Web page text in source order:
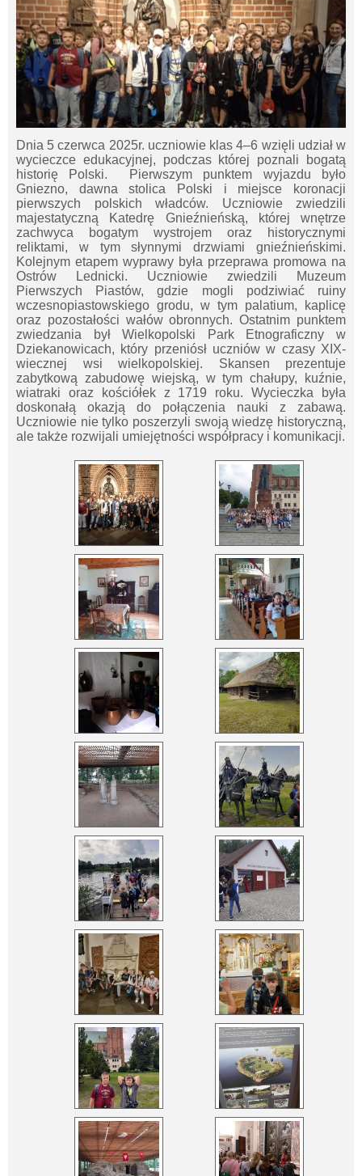
Dnia 5 czerwca 2025r. uczniowie klas 4–6 wzięli udział w
wycieczce edukacyjnej, podczas której poznali bogatą
historię Polski. Pierwszym punktem wyjazdu było
Gniezno, dawna stolica Polski i miejsce koronacji
pierwszych polskich władców. Uczniowie zwiedzili
majestatyczną Katedrę Gnieźnieńską, której wnętrze
zachwyca bogatym wystrojem oraz historycznymi
reliktami, w tym słynnymi drzwiami gnieźnieńskimi.
Kolejnym etapem wyprawy była przeprawa promowa na
Ostrów Lednicki. Uczniowie zwiedzili Muzeum
Pierwszych Piastów, gdzie mogli podziwiać ruiny
wczesnopiastowskiego grodu, w tym palatium, kaplicę
oraz pozostałości wałów obronnych. Ostatnim punktem
zwiedzania był Wielkopolski Park Etnograficzny w
Dziekanowicach, który przeniósł uczniów w czasy XIX-
wiecznej wsi wielkopolskiej. Skansen prezentuje
zabytkową zabudowę wiejską, w tym chałupy, kuźnie,
wiatraki oraz kościółek z 1719 roku. Wycieczka była
doskonałą okazją do połączenia nauki z zabawą.
Uczniowie nie tylko poszerzyli swoją wiedzę historyczną,
ale także rozwijali umiejętności współpracy i komunikacji.